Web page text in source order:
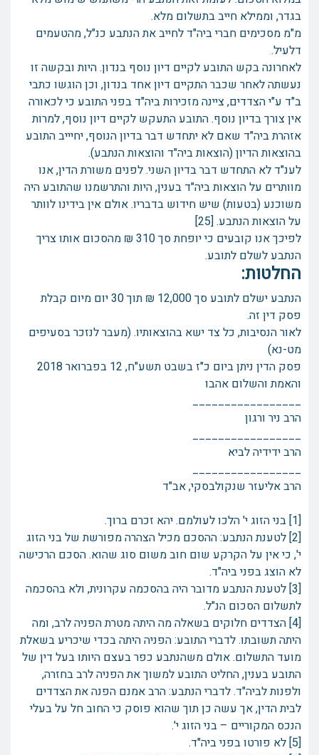
בגדר, וממילא חייב בתשלום מלא.
מ"מ מסכימים חברי ביה"ד לחייב את הנתבע כנ"ל, מהטעמים
דלעיל.
לאחרונה בקש התובע לקיים דיון נוסף בנדון. היות ובקשה זו
נעשתה לאחר שכבר התקיים דיון אחד בנדון, וכן הוגשו כתבי
ב"ד ע"י הצדדים, ציינה מזכירות ביה"ד בפני התובע כי לכאורה
אין צורך בדיון נוסף. התובע התעקש לקיים דיון נוסף, למרות
אזהרת ביה"ד שאם לא יתחדש דבר בדיון הנוסף, יחיייב התובע
בהוצאות הדיון (הוצאות ביה"ד והוצאות הנתבע).
לענ"ד לא התחדש דבר בדיון השני. לפנים משורת הדין, אנו
מוותרים על הוצאות ביה"ד בענין, היות והתרשמנו שהתובע היה
משוכנע (בטעות) שיש חידוש בדבריו. אולם אין בידינו לוותר
על הוצאות הנתבע. [25]
לפיכך אנו קובעים כי יופחת סך 310 ₪ מהסכום אותו צריך
הנתבע לשלם לתובע.
החלטות:
הנתבע ישלם לתובע סך 12,000 ₪ תוך 30 יום מיום קבלת
פסק דין זה.
לאור הנסיבות, כל צד ישא בהוצאותיו. (מעבר לנזכר בסעיפים
מט-נא)
פסק הדין ניתן ביום כ"ז בשבט תשע"ח, 12 בפברואר 2018
והאמת והשלום אהבו
_________________
הרב ניר ורגון
_________________
הרב ידידיה לביא
_________________
הרב אליעזר שנקולבסקי, אב"ד
[1] בני הזוג י' הלכו לעולמם. יהא זכרם ברוך.
[2] לטענת הנתבע: ההסכם מכיל הצהרה מפורשת של בני הזוג
י', כי אין על הקרקע שום חוב משום סוג שהוא. הסכם הרכישה
לא הוצג בפני ביה"ד.
[3] לטענת הנתבע מדובר היה בהסכמה עקרונית, ולא בהסכמה
לתשלום הסכום הנ"ל.
[4] הצדדים חלוקים בשאלה מה היתה מטרת הפניה לרב, ומה
היתה תשובתו. לדברי התובע: הפניה היתה בכדי שיכריע בשאלת
מועד התשלום. אולם משהנתבע כפר בעצם היותו בעל דין של
התובע בענין, החליט התובע למשוך את הפניה לרב בחזרה,
ולפנות לביה"ד. לדברי הנתבע: הרב אמנם הפנה את הצדדים
לבית הדין, אך עשה כן תוך שהוא פוסק כי החוב חל על בעלי
הנכס המקוריים – בני הזוג י'.
[5] לא פורטו בפני ביה"ד.